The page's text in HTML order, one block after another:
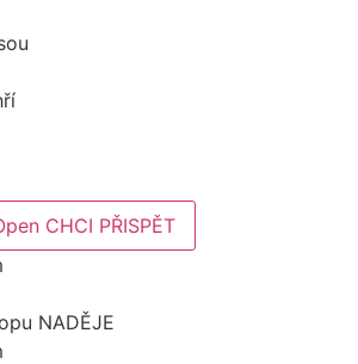
CHCI PŘISPĚT
NADĚJE